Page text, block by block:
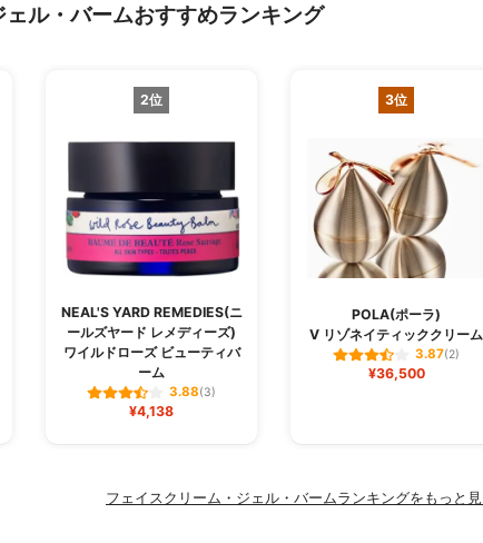
ル・バームおすすめランキング
2位
NEAL'S YARD REMEDIES(ニ
ールズヤード レメディーズ)
ワイルドローズ ビューティバ
ーム
3.88(3)
¥4,138
3位
POLA(ポーラ)
V リゾネイティッククリーム
3.87(2)
¥36,500
フェイスクリーム・ジェル・バームランキングをもっと